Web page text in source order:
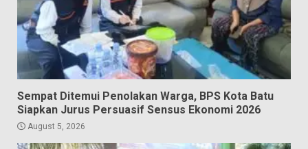
Sempat Ditemui Penolakan Warga, BPS Kota Batu
Siapkan Jurus Persuasif Sensus Ekonomi 2026
August 5, 2026